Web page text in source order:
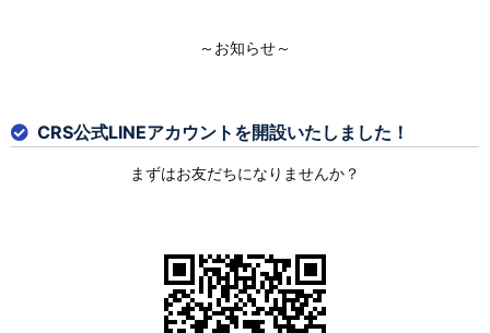
～お知らせ～
CRS公式LINEアカウントを開設いたしました！
まずはお友だちになりませんか？